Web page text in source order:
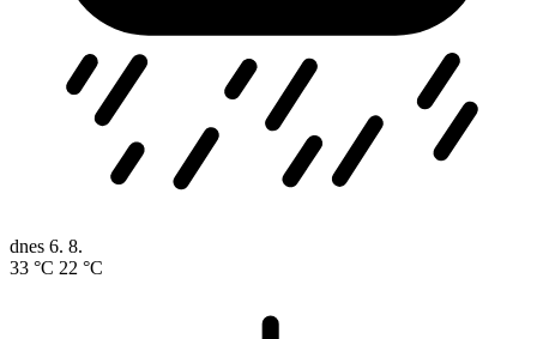
dnes 6. 8.
33 °C 22 °C